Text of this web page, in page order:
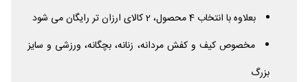
بعلاوه با انتخاب 4 محصول، 2 کالای ارزان تر رایگان می شود
مخصوص کیف و کفش مردانه، زنانه، بچگانه، ورزشی و سایز
بزرگ